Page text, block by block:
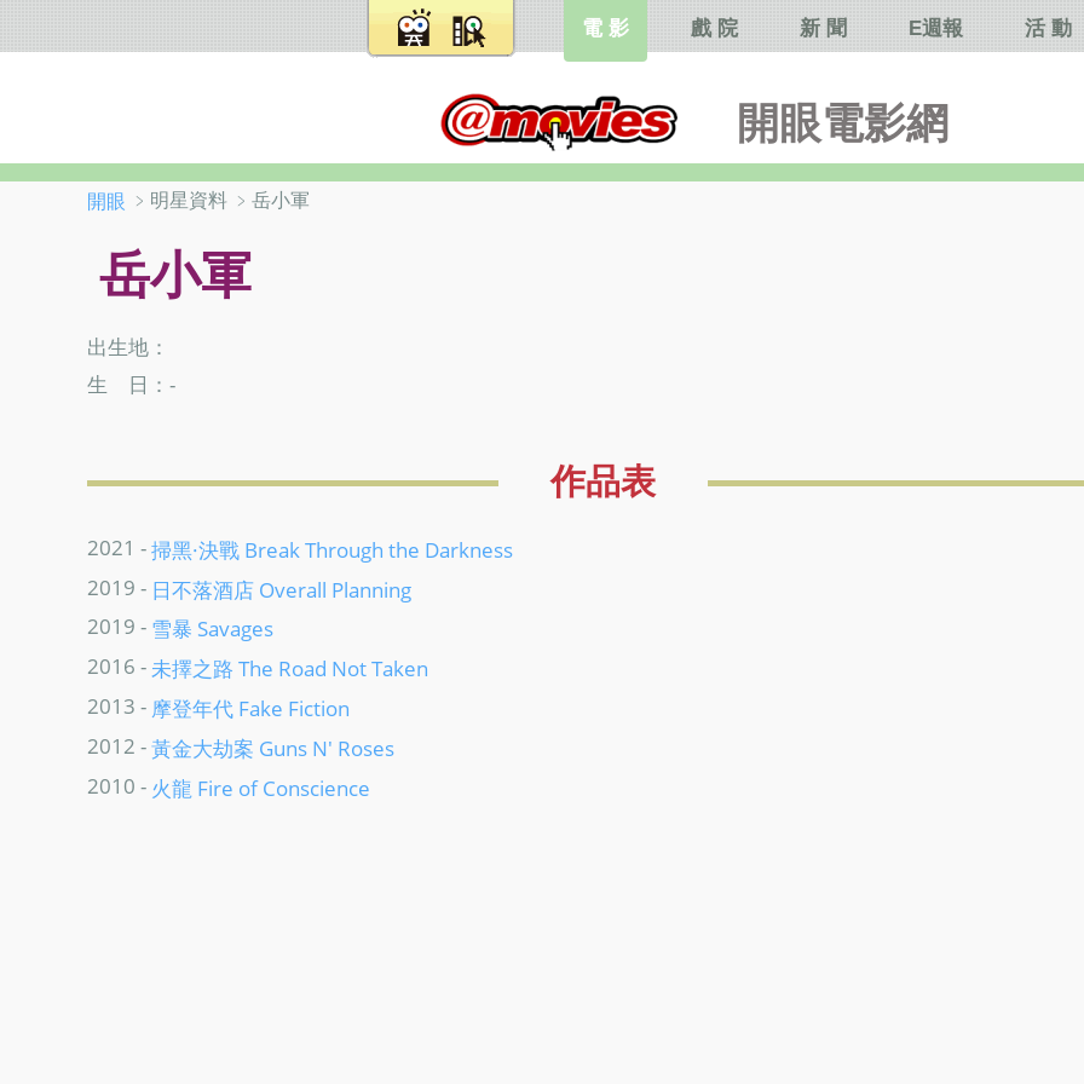
開眼電影網
電 影 戲 院 新 聞 E週報 活 動
開眼 ﹥明星資料 ﹥岳小軍
岳小軍
出生地：
生 日：-
作品表
2021 -掃黑·決戰 Break Through the Darkness
2019 - 日不落酒店 Overall Planning
2019 - 雪暴 Savages
2016 -未擇之路 The Road Not Taken
2013 - 摩登年代 Fake Fiction
2012 -黃金大劫案 Guns N' Roses
2010 - 火龍 Fire of Conscience